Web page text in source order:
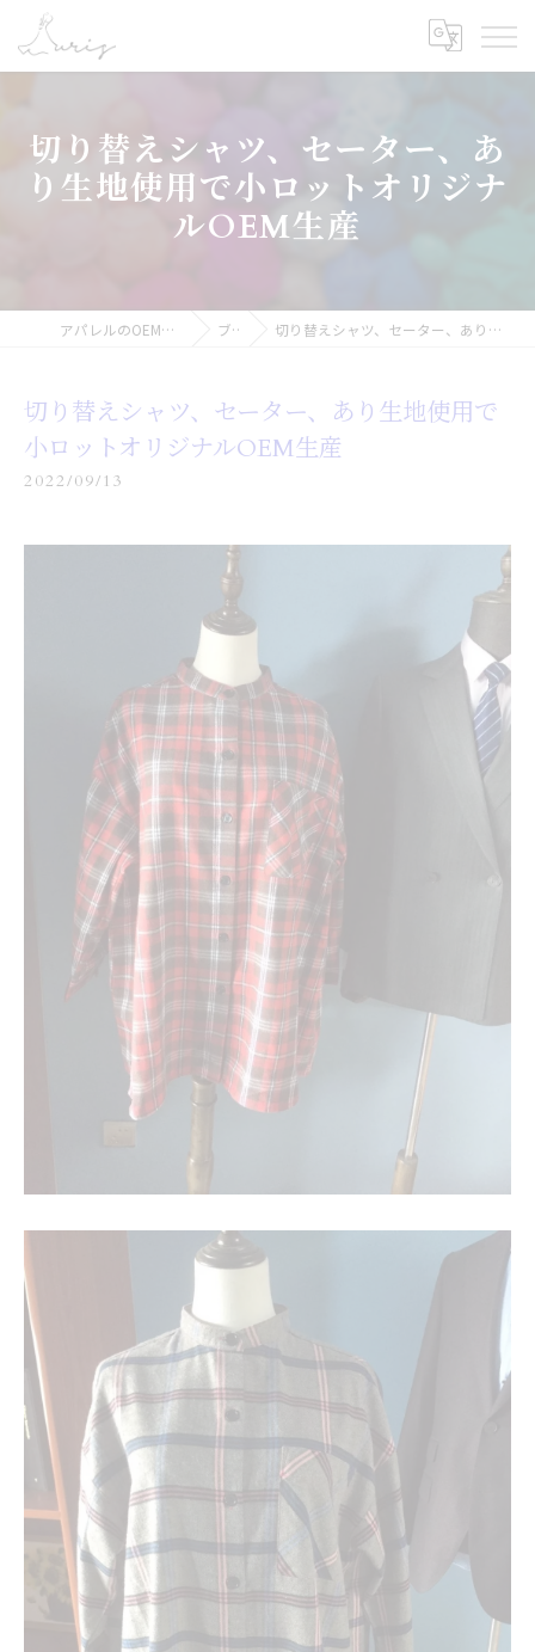
切り替えシャツ、セーター、あ
り生地使用で小ロットオリジナ
ルOEM生産
アパレルのOEMなら合同会社オーリス ブログ 切り替えシャツ、セーター、あり生地使用で小ロットオリジナルOEM生産
切り替えシャツ、セーター、あり生地使用で
小ロットオリジナルOEM生産
2022/09/13